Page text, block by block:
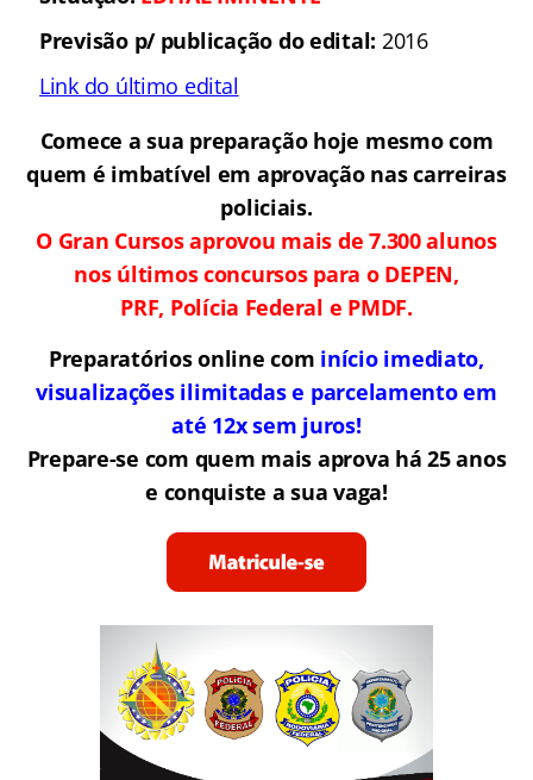
Previsão p/ publicação do edital: 2016
Link do último edital
Comece a sua preparação hoje mesmo com
quem é imbatível em aprovação nas carreiras
policiais.
O Gran Cursos aprovou mais de 7.300 alunos
nos últimos concursos para o DEPEN,
PRF, Polícia Federal e PMDF.
Preparatórios online com início imediato,
visualizações ilimitadas e parcelamento em
até 12x sem juros!
Prepare-se com quem mais aprova há 25 anos
e conquiste a sua vaga!